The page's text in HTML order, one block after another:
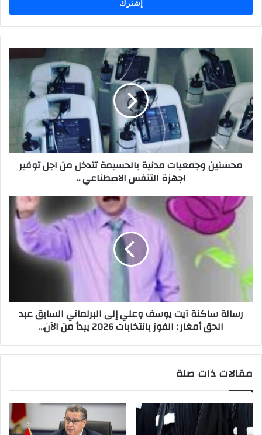
محسنين وجمعيات مدنية بالحسيمة تتدخل من اجل توفير
اجهزة التنفس الاصطناعي ..
رسالة ساكنة آيت يوسف وعلي إلى البرلماني السابق عبد
الحق أمغار : الفوز بانتخابات 2026 يبدأ من الآن...
مقالات ذات صلة